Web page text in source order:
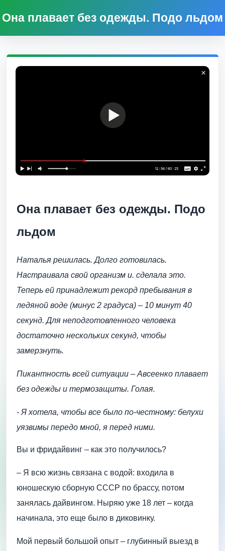
Она плавает без одежды. Подо льдом
Она плавает без одежды. Подо
льдом
Наталья решилась. Долго готовилась.
Настраивала свой организм и. сделала это.
Теперь ей принадлежит рекорд пребывания в
ледяной воде (минус 2 градуса) – 10 минут 40
секунд. Для неподготовленного человека
достаточно нескольких секунд, чтобы
замерзнуть.
Пикантность всей ситуации – Авсеенко плавает
без одежды и термозащиты. Голая.
- Я хотела, чтобы все было по-честному: белухи
уязвимы передо мной, я перед ними.
Вы и фридайвинг – как это получилось?
– Я всю жизнь связана с водой: входила в
юношескую сборную СССР по брассу, потом
занялась дайвингом. Ныряю уже 18 лет – когда
начинала, это еще было в диковинку.
Мой первый большой опыт – глубинный выезд в